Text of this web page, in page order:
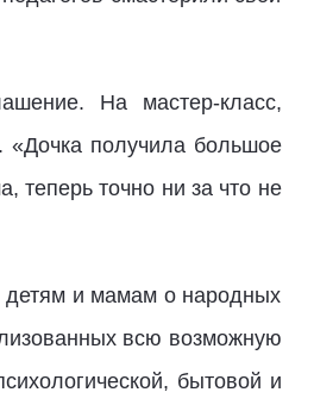
На мастер-класс,
получила большое
теперь точно ни за что не
детям и мамам о народных
всю возможную
бытовой и